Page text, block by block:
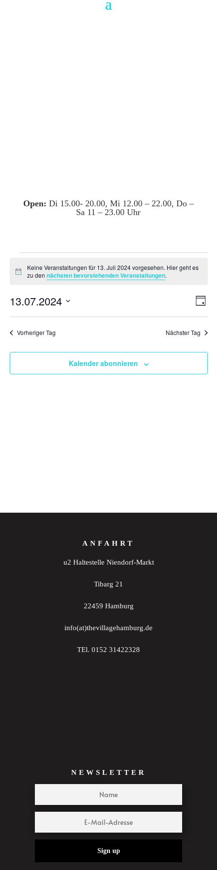
Open: Di 15.00- 20.00, Mi 12.00 – 22.00, Do –
Sa 11 – 23.00 Uhr
für
Juli
2024
Hinweis
Keine Veranstaltungen für 13. Juli 2024 vorgesehen. Hier geht es
zu den nächsten bevorstehenden Veranstaltungen.
Tag
13.07.2024
Vorheriger Tag Nächster Tag
Kalender abonnieren
ANFAHRT
u2 Haltestelle Niendorf-Markt
Tibarg 21
22459 Hamburg
info(at)thevillagehamburg.de
TEl. 0152 31422328
NEWSLETTER
Sign up